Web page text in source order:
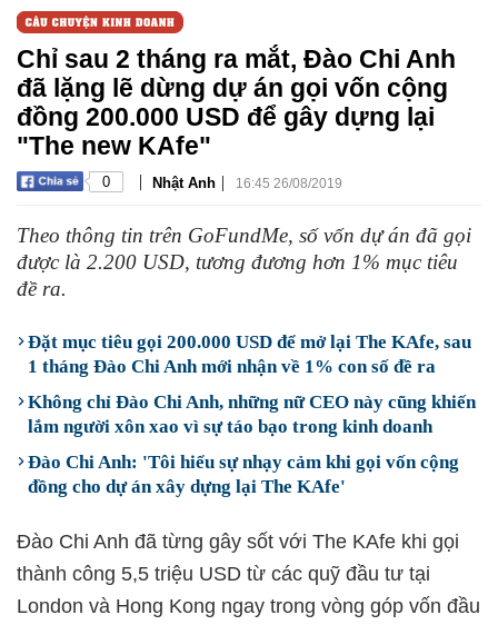
Chỉ sau 2 tháng ra mắt, Đào Chi Anh
đã lặng lẽ dừng dự án gọi vốn cộng
đồng 200.000 USD để gây dựng lại
"The new KAfe"
0 | Nhật Anh | 16:45 26/08/2019
Theo thông tin trên GoFundMe, số vốn dự án đã gọi
được là 2.200 USD, tương đương hơn 1% mục tiêu
đề ra.
Đặt mục tiêu gọi 200.000 USD để mở lại The KAfe, sau
1 tháng Đào Chi Anh mới nhận về 1% con số đề ra
Không chỉ Đào Chi Anh, những nữ CEO này cũng khiến
lắm người xôn xao vì sự táo bạo trong kinh doanh
Đào Chi Anh: 'Tôi hiểu sự nhạy cảm khi gọi vốn cộng
đồng cho dự án xây dựng lại The KAfe'
Đào Chi Anh đã từng gây sốt với The KAfe khi gọi
thành công 5,5 triệu USD từ các quỹ đầu tư tại
London và Hong Kong ngay trong vòng góp vốn đầu